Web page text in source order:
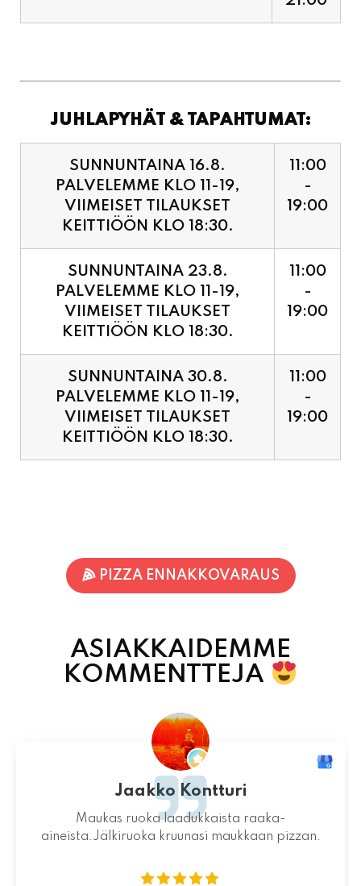
PALVELEMME KLO 11-19,
VIIMEISET TILAUKSET
KEITTIÖÖN KLO 18:30.
-
19:00
SUNNUNTAINA 23.8.
PALVELEMME KLO 11-19,
VIIMEISET TILAUKSET
KEITTIÖÖN KLO 18:30.
11:00
19:00
SUNNUNTAINA 30.8.
PALVELEMME KLO 11-19,
VIIMEISET TILAUKSET
KEITTIÖÖN KLO 18:30.
11:00
19:00
ASIAKKAIDEMME
Jari-Pekka Rajasalo
Mahtava paikka kokonaisuutena, ruoka,
miljöö ja henkilökunta ovat huippua ruuan
lisäksi.